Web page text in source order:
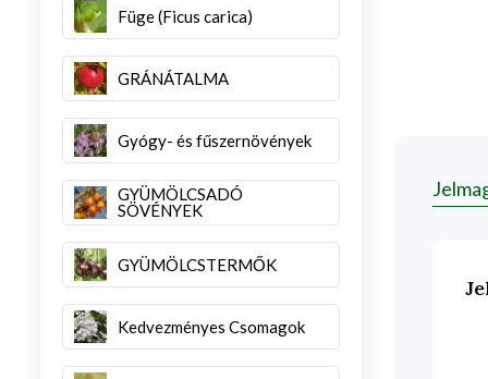
Füge (Ficus carica)
GRÁNÁTALMA
Gyógy- és fűszernövények
GYÜMÖLCSADÓ
SÖVÉNYEK
GYÜMÖLCSTERMŐK
Kedvezményes Csomagok